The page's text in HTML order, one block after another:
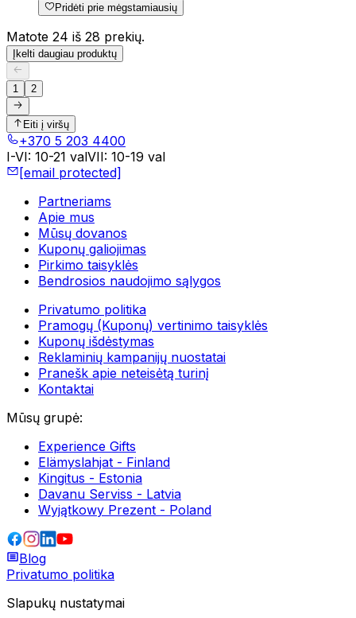
Pridėti prie mėgstamiausių
Matote 24 iš 28 prekių.
Įkelti daugiau produktų
1 2
Eiti į viršų
+370 5 203 4400
I-VI: 10-21 valVII: 10-19 val
[email protected]
Partneriams
Apie mus
Mūsų dovanos
Kuponų galiojimas
Pirkimo taisyklės
Bendrosios naudojimo sąlygos
Privatumo politika
Pramogų (Kuponų) vertinimo taisyklės
Kuponų išdėstymas
Reklaminių kampanijų nuostatai
Pranešk apie neteisėtą turinį
Kontaktai
Mūsų grupė:
Experience Gifts
Elämyslahjat - Finland
Kingitus - Estonia
Davanu Serviss - Latvia
Wyjątkowy Prezent - Poland
Blog
Privatumo politika
Slapukų nustatymai